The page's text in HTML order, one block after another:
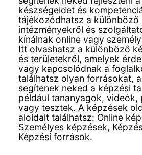
készségeidet és
tájékozódhatsz a különböző
intézményekről és
kínálnak online vagy
Itt olvashatsz a különböző
és területekről, amelyek
vagy kapcsolódnak a
találhatsz olyan forrásokat,
segítenek neked a képzési
például tananyagok, videók,
vagy tesztek. A képzések
aloldalt találhatsz: Online
Személyes képzések,
Képzési források.